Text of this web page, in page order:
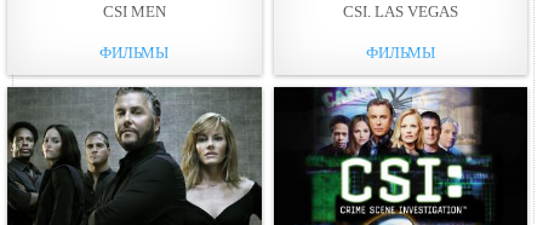
CSI MEN
ФИЛЬМЫ
CSI. LAS VEGAS
ФИЛЬМЫ